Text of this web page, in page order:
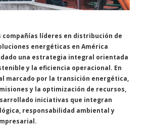
compañías líderes en distribución de
energéticas en América
una estrategia integral orientada
y la eficiencia operacional. En
marcado por la transición energética,
y la optimización de recursos,
iniciativas que integran
responsabilidad ambiental y